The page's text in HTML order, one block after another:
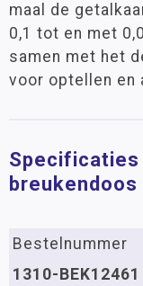
maal de
0,1 tot en met
samen met het
voor optellen en
Specificaties
breukendoos
Bestelnummer
1310-BEK12461